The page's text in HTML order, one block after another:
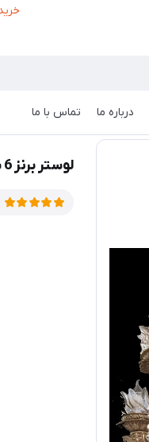
درباره ما تماس با ما
لوستر برنز 6 شاخه 12 شعله - پانیذ